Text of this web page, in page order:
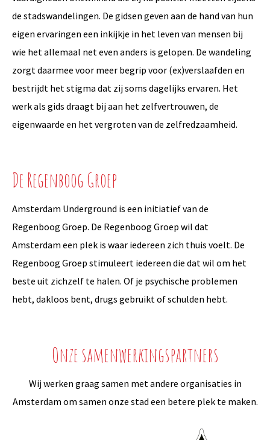
de stadswandelingen. De gidsen geven aan de hand van hun
eigen ervaringen een inkijkje in het leven van mensen bij
wie het allemaal net even anders is gelopen. De wandeling
zorgt daarmee voor meer begrip voor (ex)verslaafden en
bestrijdt het stigma dat zij soms dagelijks ervaren. Het
werk als gids draagt bij aan het zelfvertrouwen, de
eigenwaarde en het vergroten van de zelfredzaamheid.
De Regenboog Groep
Amsterdam Underground is een initiatief van de
Regenboog Groep. De Regenboog Groep wil dat
Amsterdam een plek is waar iedereen zich thuis voelt. De
Regenboog Groep stimuleert iedereen die dat wil om het
beste uit zichzelf te halen. Of je psychische problemen
hebt, dakloos bent, drugs gebruikt of schulden hebt.
Onze samenwerkingspartners
Wij werken graag samen met andere organisaties in
Amsterdam om samen onze stad een betere plek te maken.